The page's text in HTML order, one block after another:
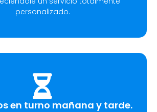
personalizado.
en turno mañana y tarde.